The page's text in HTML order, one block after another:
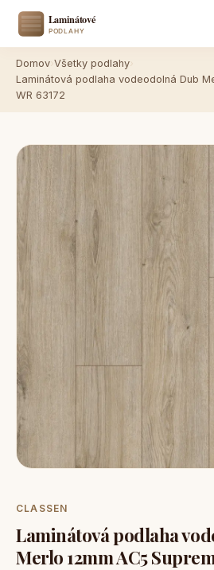
Domov Všetky podlahy
Laminátová podlaha vodeodolná Dub
WR 63172
CLASSEN
Laminátová podlaha
Merlo 12mm AC5